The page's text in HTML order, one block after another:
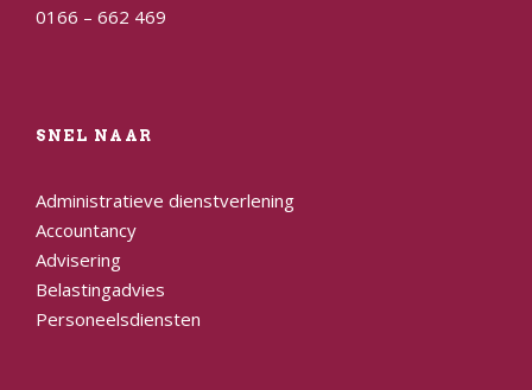
0166 – 662 469
SNEL NAAR
Administratieve dienstverlening
Accountancy
Advisering
Belastingadvies
Personeelsdiensten